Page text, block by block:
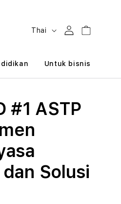
B
h
a
Thai MasukKeranjang
Untuk bisnis
#1 ASTP
Solusi